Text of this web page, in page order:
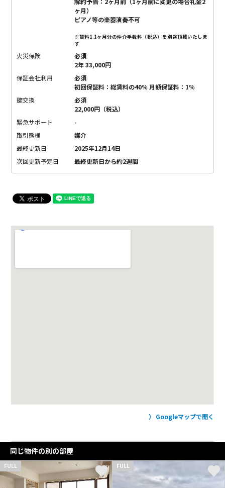
ヶ月）
ピアノ等の楽器演奏不可
※賃料1.1ヶ月分の仲介手数料（税込）を別途頂戴いたしま
す
火災保険
必須
2年 33,000円
保証会社利用
必須
初回保証料：総賃料の40％ 月額保証料：1％
鍵交換
必須
22,000円（税込）
緊急サポート
-
取引態様
媒介
最終更新日
2025年12月14日
次回更新予定日
最終更新日から約2週間
Googleマップで開く
同じ物件の別の部屋
FULL FULL